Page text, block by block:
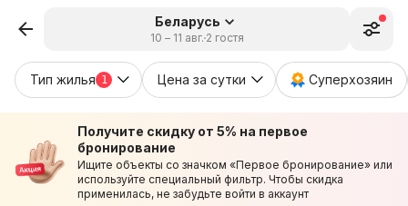
Беларусь
10 – 11 авг.2 гостя
Тип жилья 1 Цена за сутки Суперхозяин
Получите скидку от 5% на первое
бронирование
Ищите объекты со значком «Первое бронирование» или
используйте специальный фильтр. Чтобы скидка
применилась, не забудьте войти в аккаунт